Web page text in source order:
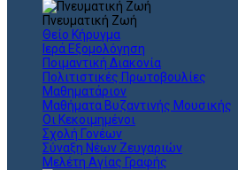
Πνευματική Ζωή
Θείο Κήρυγμα
Ιερά Εξομολόγηση
Ποιμαντική Διακονία
Πολιτιστικές Πρωτοβουλίες
Μαθηματάριον
Μαθήματα Βυζαντινής Μουσικής
Οι Κεκοιμημένοι
Σχολή Γονέων
Σύναξη Νέων Ζευγαριών
Μελέτη Αγίας Γραφής